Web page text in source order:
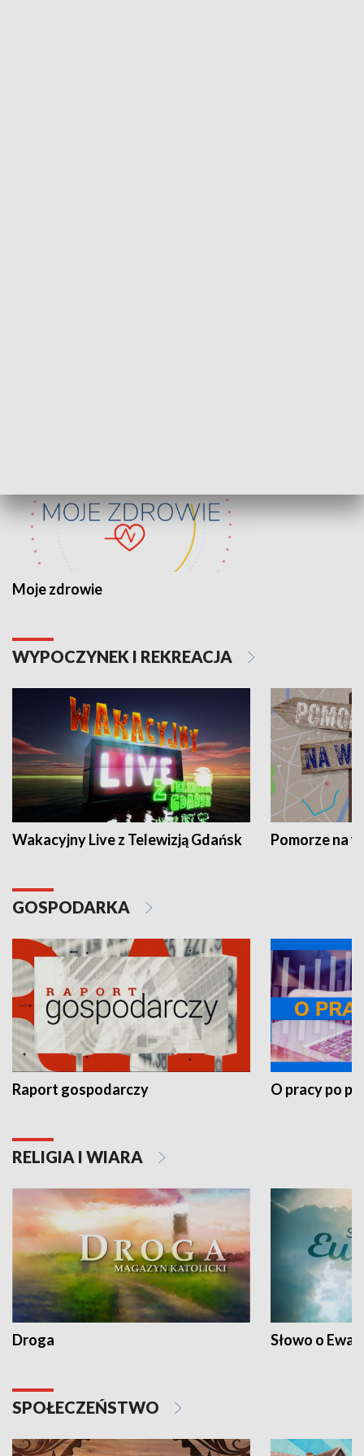
Moje zdrowie
WYPOCZYNEK I REKREACJA
Wakacyjny Live z Telewizją Gdańsk Pomorze na
GOSPODARKA
Raport gospodarczy O pracy po
RELIGIA I WIARA
Droga Słowo o
SPOŁECZEŃSTWO